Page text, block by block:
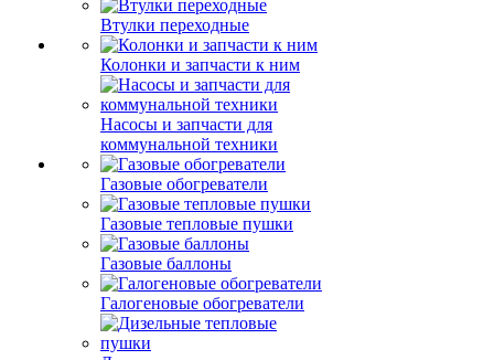
Втулки переходные
Колонки и запчасти к ним
Насосы и запчасти для
коммунальной техники
Газовые обогреватели
Газовые тепловые пушки
Газовые баллоны
Галогеновые обогреватели